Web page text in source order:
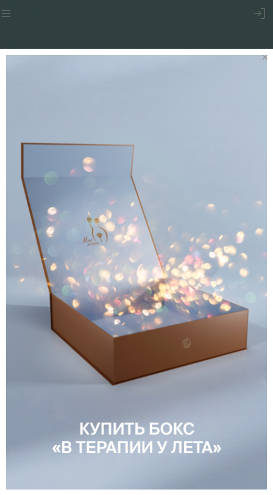
КОМАНДА ЛУЧШИХ
ПСИХОЛОГОВ НА РАССТОЯНИИ
ОДНОГО КЛИКА ОТ ВАС!
Записаться на консультацию
Мы позаботились о том, чтобы высокопрофессиональная
психологическая поддержка стала доступной, быстрой и
удобной. Вместе с «Ответ» вы можете с легкостью
подобрать специалиста себе по душе и получить
индивидуальную оnline-консультацию из любой точки
мира или прийти на личную встречу в Москве и Санкт-